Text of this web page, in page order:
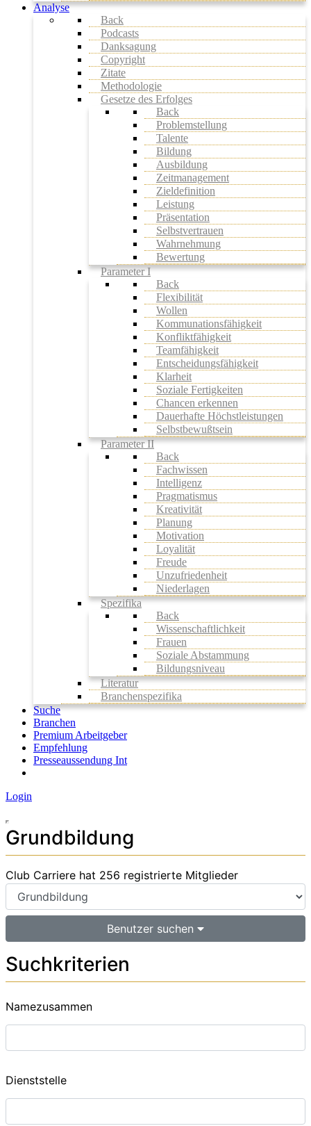
Analyse
Back
Podcasts
Danksagung
Copyright
Zitate
Methodologie
Gesetze des Erfolges
Back
Problemstellung
Talente
Bildung
Ausbildung
Zeitmanagement
Zieldefinition
Leistung
Präsentation
Selbstvertrauen
Wahrnehmung
Bewertung
Parameter I
Back
Flexibilität
Wollen
Kommunationsfähigkeit
Konfliktfähigkeit
Teamfähigkeit
Entscheidungsfähigkeit
Klarheit
Soziale Fertigkeiten
Chancen erkennen
Dauerhafte Höchstleistungen
Selbstbewußtsein
Parameter II
Back
Fachwissen
Intelligenz
Pragmatismus
Kreativität
Planung
Motivation
Loyalität
Freude
Unzufriedenheit
Niederlagen
Spezifika
Back
Wissenschaftlichkeit
Frauen
Soziale Abstammung
Bildungsniveau
Literatur
Branchenspezifika
Suche
Branchen
Premium Arbeitgeber
Empfehlung
Presseaussendung Int
Login
Grundbildung
Club Carriere hat 256 registrierte Mitglieder
Benutzer suchen
Suchkriterien
Namezusammen
Dienststelle